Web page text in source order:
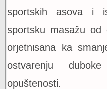
sportskih asova i
sportsku masažu od
orjetnisana ka
ostvarenju
opuštenosti.